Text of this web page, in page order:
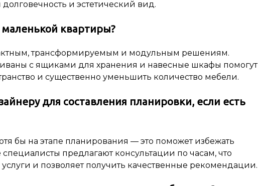
и эстетический вид.
квартиры?
трансформируемым и модульным решениям.
с ящиками для хранения и навесные шкафы помогут
и существенно уменьшить количество мебели.
для составления планировки, если есть
бы на этапе планирования — это поможет избежать
предлагают консультации по часам, что
и позволяет получить качественные рекомендации.